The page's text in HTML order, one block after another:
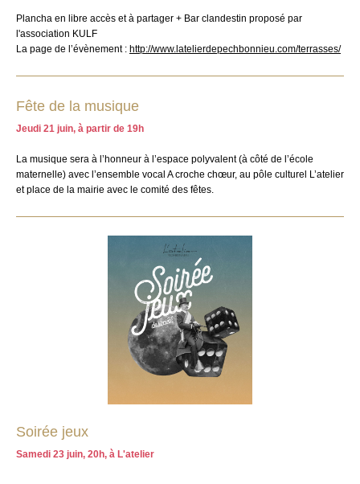
Plancha en libre accès et à partager + Bar clandestin proposé par
l'association KULF
La page de l’évènement : http://www.latelierdepechbonnieu.com/terrasses/
Fête de la musique
Jeudi 21 juin, à partir de 19h
La musique sera à l’honneur à l’espace polyvalent (à côté de l’école
maternelle) avec l’ensemble vocal A croche chœur, au pôle culturel L’atelier
et place de la mairie avec le comité des fêtes.
Soirée jeux
Samedi 23 juin, 20h, à L'atelier